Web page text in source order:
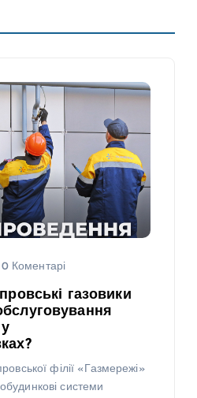
0 Коментарі
газовики
філії «Газмережі»
системи